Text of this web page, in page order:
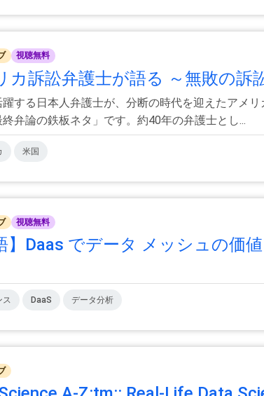
視聴無料
カ訴訟弁護士が語る ～無敗の訴
する日本人弁護士が、分断の時代を迎えたアメ
弁論の鉄板ネタ」です。約40年の弁護士とし...
米国
視聴無料
】Daas でデータ メッシュの価
ス DaaS データ分析